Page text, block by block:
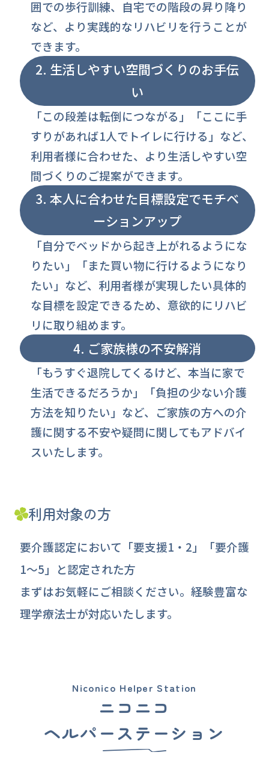
囲での歩行訓練、自宅での階段の昇り降り
など、より実践的なリハビリを行うことが
できます。
2. 生活しやすい空間づくりのお手伝
い
「この段差は転倒につながる」「ここに手
すりがあれば1人でトイレに行ける」など、
利用者様に合わせた、より生活しやすい空
間づくりのご提案ができます。
3. 本人に合わせた目標設定でモチベ
ーションアップ
「自分でベッドから起き上がれるようにな
りたい」「また買い物に行けるようになり
たい」など、利用者様が実現したい具体的
な目標を設定できるため、意欲的にリハビ
リに取り組めます。
4. ご家族様の不安解消
「もうすぐ退院してくるけど、本当に家で
生活できるだろうか」「負担の少ない介護
方法を知りたい」など、ご家族の方への介
護に関する不安や疑問に関してもアドバイ
スいたします。
利用対象の方
要介護認定において「要支援1・2」「要介護
1～5」と認定された方
まずはお気軽にご相談ください。経験豊富な
理学療法士が対応いたします。
Niconico Helper Station
ニコニコ
ヘルパーステーション